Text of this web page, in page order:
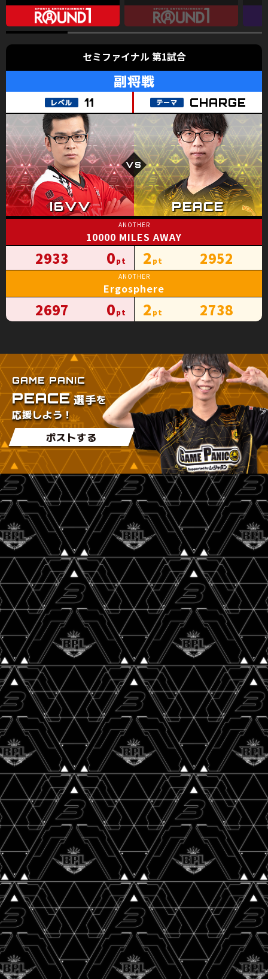
第1試合
CHARGE
10000 MILES AWAY
2933 0 2952
2
Ergosphere
2697 0 2738
2
GAME PANIC
PEACE 選手を
応援しよう！